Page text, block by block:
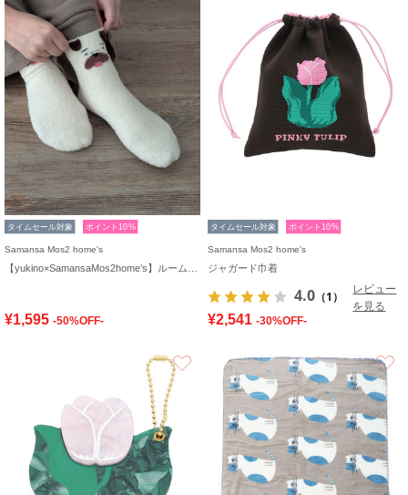
タイムセール対象 ポイント10%
Samansa Mos2 home's
¥1,595 -50%OFF-
タイムセール対象 ポイント10%
Samansa Mos2 home's
ジャガード巾着
4.0 （1）
レビュー
を見る
¥2,541 -30%OFF-